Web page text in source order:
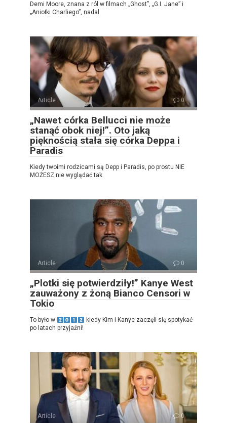
Demi Moore, znana z ról w filmach „Ghost”, „G.I. Jane” i
„Aniołki Charliego”, nadal
Article 0
„Nawet córka Bellucci nie może
stanąć obok niej!”. Oto jaką
pięknością stała się córka Deppa i
Paradis
Kiedy twoimi rodzicami są Depp i Paradis, po prostu NIE
MOŻESZ nie wyglądać tak
Article 0
„Plotki się potwierdziły!” Kanye West
zauważony z żoną Bianco Censori w
Tokio
To było w
kiedy Kim i Kanye zaczęli się spotykać
po latach przyjaźni!
Article 0